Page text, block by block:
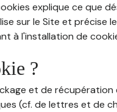
explique ce que
sur le Site et précise
à l'installation de
?
et de
(cf. de lettres et de